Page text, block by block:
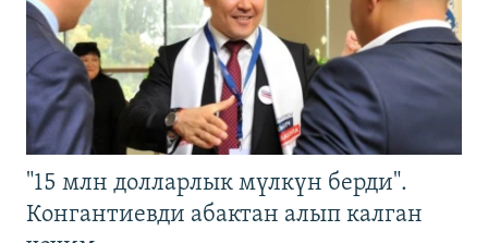
"15 млн долларлык мүлкүн берди".
Конгантиевди абактан алып калган